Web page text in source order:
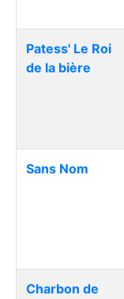
Patess' Le Roi
de la bière
Sans Nom
Charbon de